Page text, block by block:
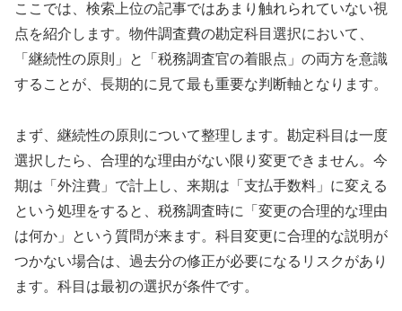
ここでは、検索上位の記事ではあまり触れられていない視
点を紹介します。物件調査費の勘定科目選択において、
「継続性の原則」と「税務調査官の着眼点」の両方を意識
することが、長期的に見て最も重要な判断軸となります。
まず、継続性の原則について整理します。勘定科目は一度
選択したら、合理的な理由がない限り変更できません。今
期は「外注費」で計上し、来期は「支払手数料」に変える
という処理をすると、税務調査時に「変更の合理的な理由
は何か」という質問が来ます。科目変更に合理的な説明が
つかない場合は、過去分の修正が必要になるリスクがあり
ます。科目は最初の選択が条件です。